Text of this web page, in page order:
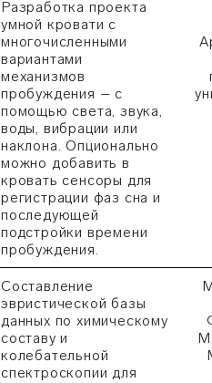
Разработка проекта
умной кровати с
многочисленными
вариантами
механизмов
пробуждения – с
помощью света, звука,
воды, вибрации или
наклона. Опционально
можно добавить в
кровать сенсоры для
регистрации фаз сна и
последующей
подстройки времени
пробуждения.
Составление
эвристической базы
данных по химическому
составу и
колебательной
спектроскопии для